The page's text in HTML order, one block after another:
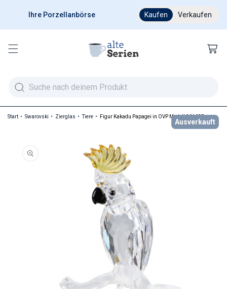
Ihre Porzellanbörse Ab 200 €
Kaufen Verkaufen
Start Swarovski Zierglas Tiere Figur Kakadu Papagei in OVP Modell 261635
Ausverkauft